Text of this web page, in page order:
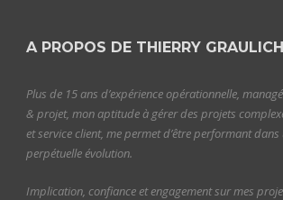
A PROPOS DE THIERRY GRAULICH
Plus de 15 ans d’expérience opérationnelle,
& projet, mon aptitude à gérer des projets
et service client, me permet d’être performant dans
perpétuelle évolution.
Implication, confiance et engagement sur mes